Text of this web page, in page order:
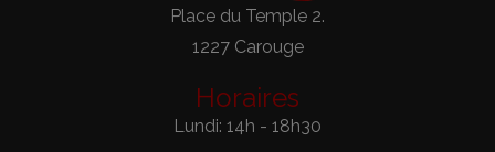
Place du Temple 2.
1227 Carouge
Horaires
Lundi: 14h - 18h30